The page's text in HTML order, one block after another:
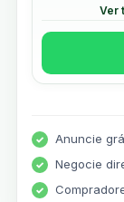
Ver
Anuncie
Negocie